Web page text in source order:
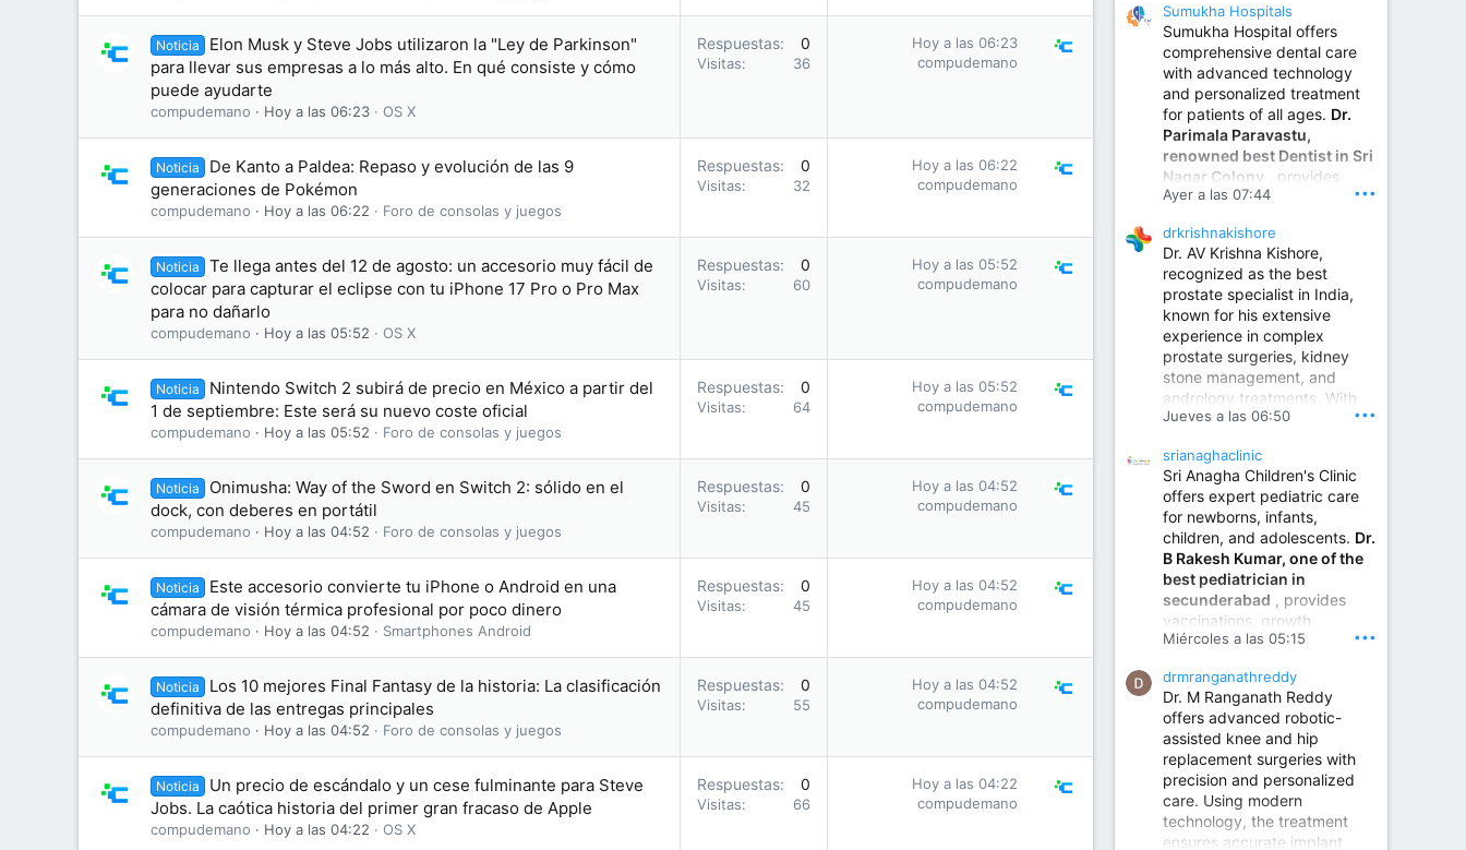
Noticia
Elon Musk y Steve Jobs utilizaron la "Ley de Parkinson"
para llevar sus empresas a lo más alto. En qué consiste y cómo
puede ayudarte
compudemano Hoy a las 06:23 OS X
Respuestas 0
Visitas 36
Hoy a las 06:23
compudemano
Noticia
De Kanto a Paldea: Repaso y evolución de las 9
generaciones de Pokémon
compudemano Hoy a las 06:22 Foro de consolas y juegos
Respuestas 0
Visitas 32
Hoy a las 06:22
compudemano
Noticia
Te llega antes del 12 de agosto: un accesorio muy fácil de
colocar para capturar el eclipse con tu iPhone 17 Pro o Pro Max
para no dañarlo
compudemano Hoy a las 05:52 OS X
Respuestas 0
Visitas 60
Hoy a las 05:52
compudemano
Noticia
Nintendo Switch 2 subirá de precio en México a partir del
1 de septiembre: Este será su nuevo coste oficial
compudemano Hoy a las 05:52 Foro de consolas y juegos
Respuestas 0
Visitas 64
Hoy a las 05:52
compudemano
Noticia
Onimusha: Way of the Sword en Switch 2: sólido en el
dock, con deberes en portátil
compudemano Hoy a las 04:52 Foro de consolas y juegos
Respuestas 0
Visitas 45
Hoy a las 04:52
compudemano
Noticia
Este accesorio convierte tu iPhone o Android en una
cámara de visión térmica profesional por poco dinero
compudemano Hoy a las 04:52 Smartphones Android
Respuestas 0
Visitas 45
Hoy a las 04:52
compudemano
Noticia
Los 10 mejores Final Fantasy de la historia: La clasificación
definitiva de las entregas principales
compudemano Hoy a las 04:52 Foro de consolas y juegos
Respuestas 0
Visitas 55
Hoy a las 04:52
compudemano
Noticia
Un precio de escándalo y un cese fulminante para Steve
Jobs. La caótica historia del primer gran fracaso de Apple
compudemano Hoy a las 04:22 OS X
Respuestas 0
Visitas 66
Hoy a las 04:22
compudemano
Sumukha Hospitals
Sumukha Hospital offers
comprehensive dental care
with advanced technology
and personalized treatment
for patients of all ages. Dr.
Parimala Paravastu,
renowned best Dentist in Sri
Nagar Colony , provides
expert care for tooth pain,
treatment, dental implants,
smile designing, cosmetic
dentistry.
Sumukha Hospital | Ear, Nose & Throat, Dental & Maxillofacial Surgery Center
www.sumukhahospitals.co
m
Ayer a las 07:44 •••
drkrishnakishore
Dr. AV Krishna Kishore,
recognized as the best
prostate specialist in India,
known for his extensive
experience in complex
prostate surgeries, kidney
stone management, and
andrology treatments. With
years of surgical practice and
invasive and robotic
techniques.
Best Urologist in Vijayawada | Urology Specialist in Vijayawada
Dr. A. V. Krishna Kishore,
the Best Urologist...
www.drkrishnakishore.com
Jueves a las 06:50 •••
srianaghaclinic
Sri Anagha Children's Clinic
offers expert pediatric care
for newborns, infants,
children, and adolescents. Dr.
B Rakesh Kumar, one of the
best pediatrician in
secunderabad , provides
vaccinations, growth
monitoring, newborn care,
illnesses, nutrition guidance,
and preventive healthcare in
a child-friendly environment.
Children Hospital in Secunderabad | Best Pediatrician in Hyderabad | Neonatologist in Medchal
Our pediatrician and
Neonatologist team at...
Miércoles a las 05:15 •••
drmranganathreddy
Dr. M Ranganath Reddy
offers advanced robotic-
assisted knee and hip
replacement surgeries with
precision and personalized
care. Using modern
technology, the treatment
ensures accurate implant